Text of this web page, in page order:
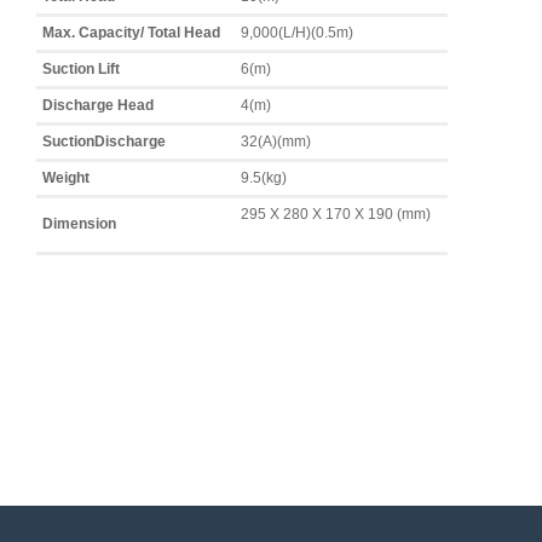
Max. Capacity/ Total Head 9,000(L/H)(0.5m)
Suction Lift 6(m)
Discharge Head 4(m)
SuctionDischarge 32(A)(mm)
Weight 9.5(kg)
Dimension
295 X 280 X 170 X 190 (mm)